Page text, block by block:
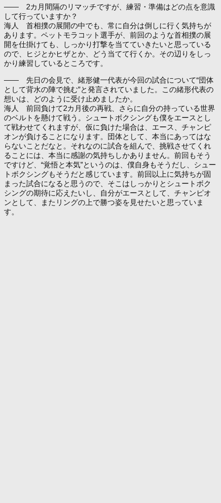
―― 2カ月間隔のリマッチですが、練習・準備はどの点を意識
して行っていますか？
海人 首相撲の展開の中でも、常に自分は倒しに行く気持ちが
あります。ペットモラコット選手が、前回のような首相撲の展
開を仕掛けても、しっかり打撃を当てていきたいと思っている
ので、ヒジとかヒザとか、どう当てて行くか。その辺りをしっ
かり練習しているところです。
―― 先日の会見で、緒形健一代表が今回の試合について“団体
として背水の陣で挑む”と発言されていました。この緒形代表の
想いは、どのように受け止めましたか。
海人 前回負けて2カ月後の再戦、さらに自分の持っている世界
のベルトを懸けて戦う。シュートボクシングも僕をエースとし
て戦わせてくれますが、仮に負けた場合は、エース、チャンピ
オンが負けることになります。団体として、本当にあってはな
らないことだなと。それなのに試合を組んで、挑戦させてくれ
ることには、本当に感謝の気持ちしかありません。前回もそう
ですけど、“覚悟と本気”というのは、僕自身もそうだし、シュー
トボクシングもそうだと感じています。前回以上に気持ちが固
まった試合になると思うので、そこはしっかりとシュートボク
シングの期待に応えたいし、自分がエースとして、チャンピオ
ンとして、またリングの上で勝つ姿を見せたいと思っていま
す。